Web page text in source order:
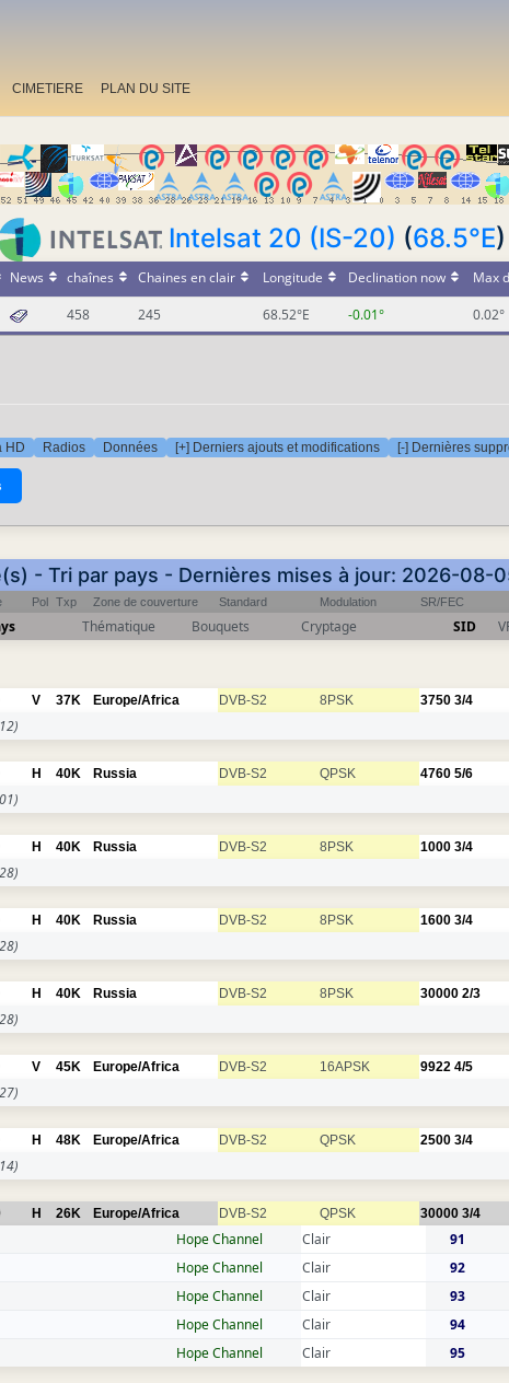
CIMETIERE PLAN DU SITE
Intelsat 20 (IS-20) (68.5°E)
News chaînes Chaines en clair Longitude Declination now Max
458 245 68.52°E -0.01° 0.02°
HD Radios Données [+] Derniers ajouts et modifications [-] Dernières
- Tri par pays - Dernières mises à jour: 2026-08-
Pol Txp Zone de couverture Standard Modulation SR/FEC
Thématique Bouquets Cryptage SID
V 37K Europe/Africa DVB-S2 8PSK 3750 3/4
H 40K Russia DVB-S2 QPSK 4760 5/6
H 40K Russia DVB-S2 8PSK 1000 3/4
H 40K Russia DVB-S2 8PSK 1600 3/4
H 40K Russia DVB-S2 8PSK 30000 2/3
V 45K Europe/Africa DVB-S2 16APSK 9922 4/5
H 48K Europe/Africa DVB-S2 QPSK 2500 3/4
H 26K Europe/Africa DVB-S2 QPSK 30000 3/4
Hope Channel Clair 91
Hope Channel Clair 92
Hope Channel Clair 93
Hope Channel Clair 94
Hope Channel Clair 95